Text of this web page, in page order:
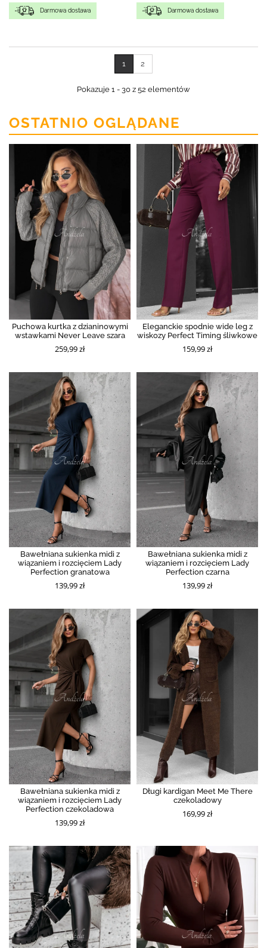
Darmowa dostawa Darmowa dostawa
1 2
Pokazuje 1 - 30 z 52 elementów
OSTATNIO OGLĄDANE
Puchowa kurtka z dzianinowymi
wstawkami Never Leave szara
259,99 zł
Eleganckie spodnie wide leg z
wiskozy Perfect Timing śliwkowe
159,99 zł
Bawełniana sukienka midi z
wiązaniem i rozcięciem Lady
Perfection granatowa
139,99 zł
Bawełniana sukienka midi z
wiązaniem i rozcięciem Lady
Perfection czarna
139,99 zł
Bawełniana sukienka midi z
wiązaniem i rozcięciem Lady
Perfection czekoladowa
139,99 zł
Długi kardigan Meet Me There
czekoladowy
169,99 zł